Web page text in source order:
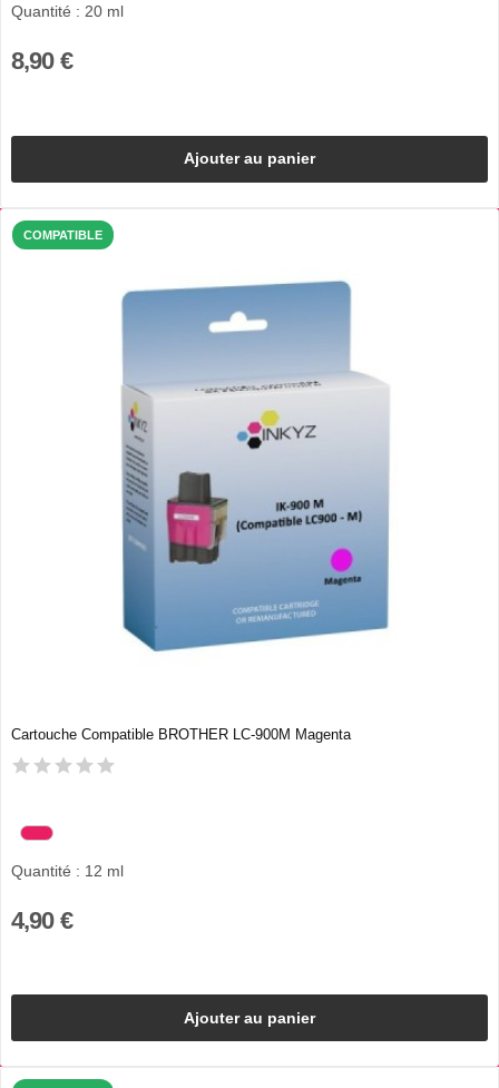
Quantité : 20 ml
8,90 €
Ajouter au panier
COMPATIBLE
Cartouche Compatible BROTHER LC-900M Magenta
Quantité : 12 ml
4,90 €
Ajouter au panier